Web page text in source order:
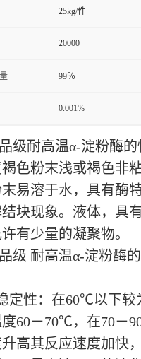
25kg/件
20000
99％
0.001%
级耐高温α-淀粉酶
色粉末浅或褐色非
易溶于水，具有酶
块现象。液体，具
有少量的凝聚物。
级 耐高温α-淀粉酶
定性：在60℃以下较
度60－70℃，在70－
高其反应速度加快